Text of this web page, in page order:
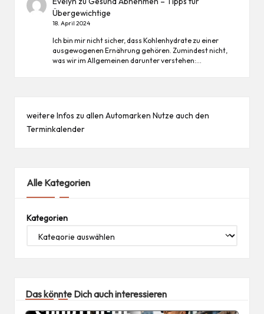
Übergewichtige
18. April 2024
Ich bin mir nicht sicher, dass Kohlenhydrate zu einer
ausgewogenen Ernährung gehören. Zumindest nicht,
was wir im Allgemeinen darunter verstehen:…
weitere Infos zu allen Automarken Nutze auch den
Terminkalender
Alle Kategorien
Kategorien
Das könnte Dich auch interessieren